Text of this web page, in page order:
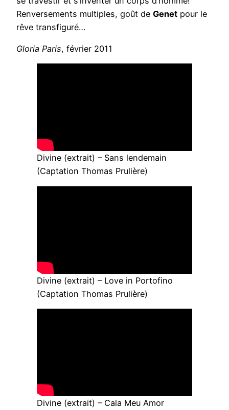
Renversements multiples, goût de Genet pour le
rêve transfiguré…
Gloria Paris, février 2011
Divine (extrait) – Sans lendemain
(Captation Thomas Prulière)
Divine (extrait) – Love in Portofino
(Captation Thomas Prulière)
Divine (extrait) – Cala Meu Amor